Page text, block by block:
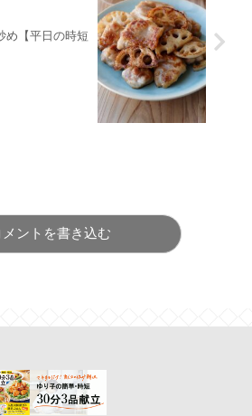
め【平日の時短
メントを書き込む